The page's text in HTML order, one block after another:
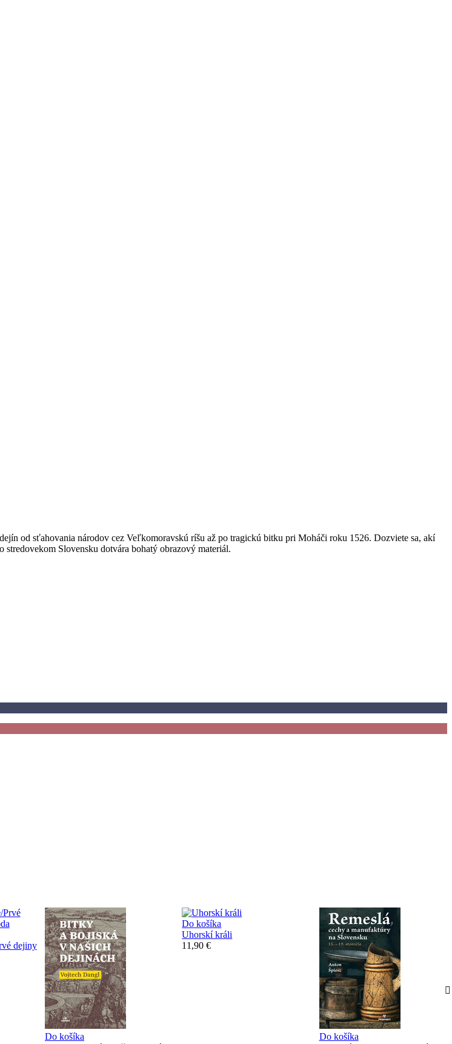
od sťahovania národov cez Veľkomoravskú ríšu až po tragickú bitku pri Moháči roku 1526. Dozviete sa, akí
Slovensku dotvára bohatý obrazový materiál.
dejiny
Do košíka
Do košíka
Uhorskí králi
11,90 €
Do košíka